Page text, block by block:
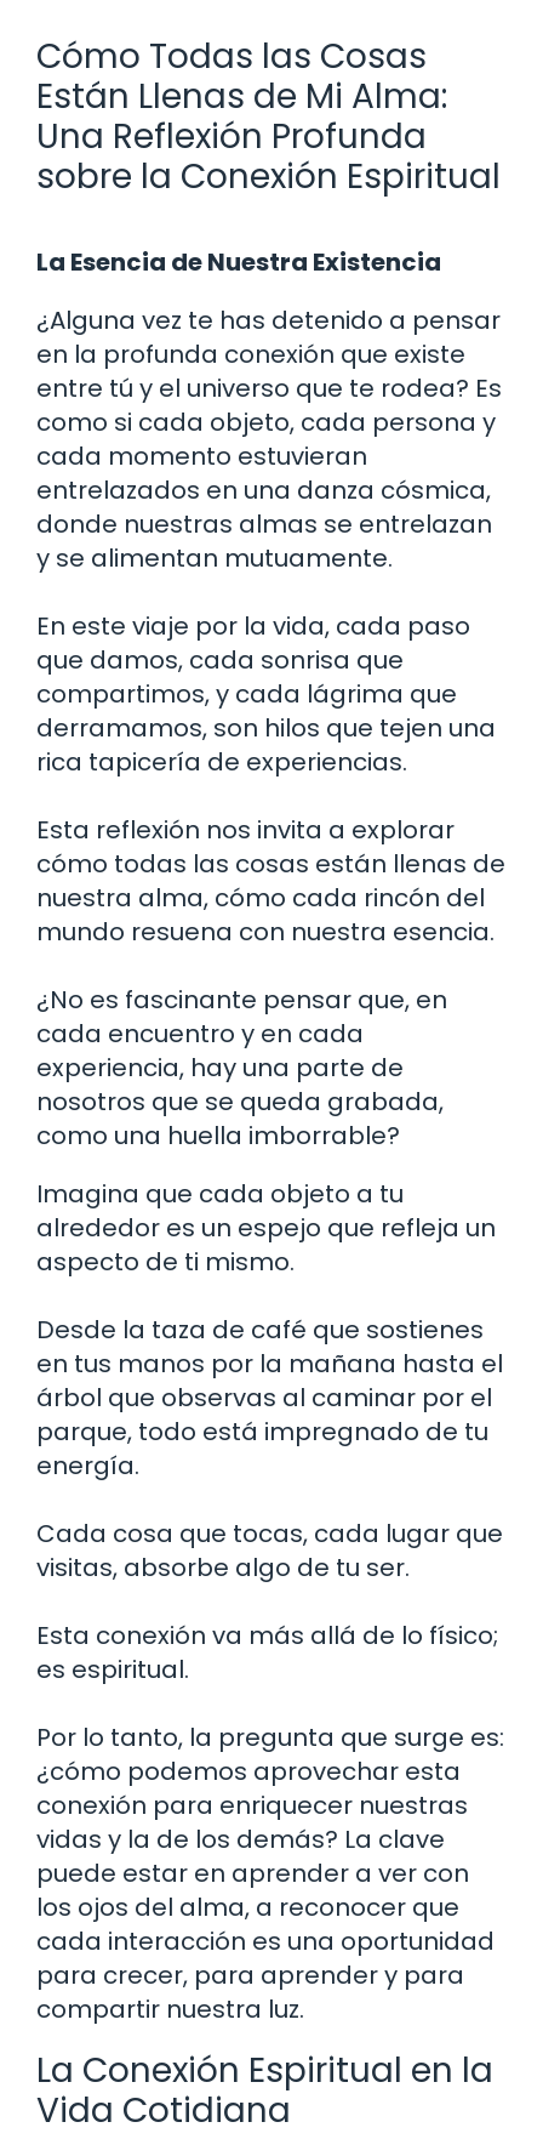
Cómo Todas las Cosas
Están Llenas de Mi Alma:
Una Reflexión Profunda
sobre la Conexión Espiritual
La Esencia de Nuestra Existencia
¿Alguna vez te has detenido a pensar
en la profunda conexión que existe
entre tú y el universo que te rodea? Es
como si cada objeto, cada persona y
cada momento estuvieran
entrelazados en una danza cósmica,
donde nuestras almas se entrelazan
y se alimentan mutuamente.
En este viaje por la vida, cada paso
que damos, cada sonrisa que
compartimos, y cada lágrima que
derramamos, son hilos que tejen una
rica tapicería de experiencias.
Esta reflexión nos invita a explorar
cómo todas las cosas están llenas de
nuestra alma, cómo cada rincón del
mundo resuena con nuestra esencia.
¿No es fascinante pensar que, en
cada encuentro y en cada
experiencia, hay una parte de
nosotros que se queda grabada,
como una huella imborrable?
Imagina que cada objeto a tu
alrededor es un espejo que refleja un
aspecto de ti mismo.
Desde la taza de café que sostienes
en tus manos por la mañana hasta el
árbol que observas al caminar por el
parque, todo está impregnado de tu
energía.
Cada cosa que tocas, cada lugar que
visitas, absorbe algo de tu ser.
Esta conexión va más allá de lo físico;
es espiritual.
Por lo tanto, la pregunta que surge es:
¿cómo podemos aprovechar esta
conexión para enriquecer nuestras
vidas y la de los demás? La clave
puede estar en aprender a ver con
los ojos del alma, a reconocer que
cada interacción es una oportunidad
para crecer, para aprender y para
compartir nuestra luz.
La Conexión Espiritual en la
Vida Cotidiana